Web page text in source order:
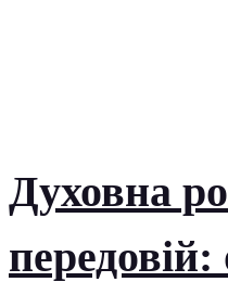
Духовна